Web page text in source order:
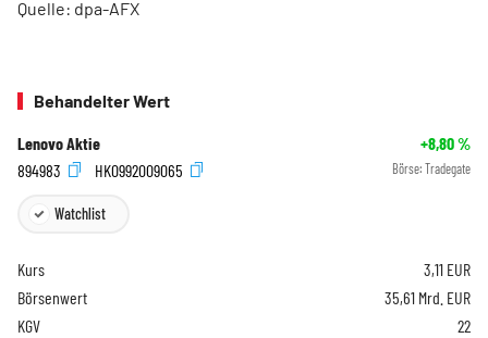
Quelle: dpa-AFX
Behandelter Wert
Lenovo Aktie +8,80%
894983
HK0992009065 Börse: Tradegate
Watchlist
Kurs 3,11 EUR
Börsenwert
35,61 Mrd. EUR
KGV
22